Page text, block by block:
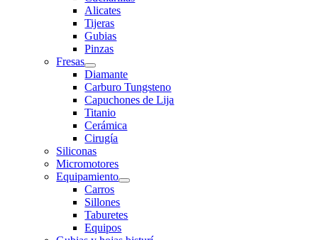
Alicates
Tijeras
Gubias
Pinzas
Fresas
Diamante
Carburo Tungsteno
Capuchones de Lija
Titanio
Cerámica
Cirugía
Siliconas
Micromotores
Equipamiento
Carros
Sillones
Taburetes
Equipos